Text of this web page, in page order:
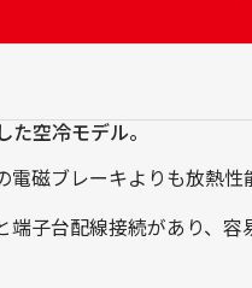
空冷モデル。
磁ブレーキよりも放熱
子台配線接続があり、容